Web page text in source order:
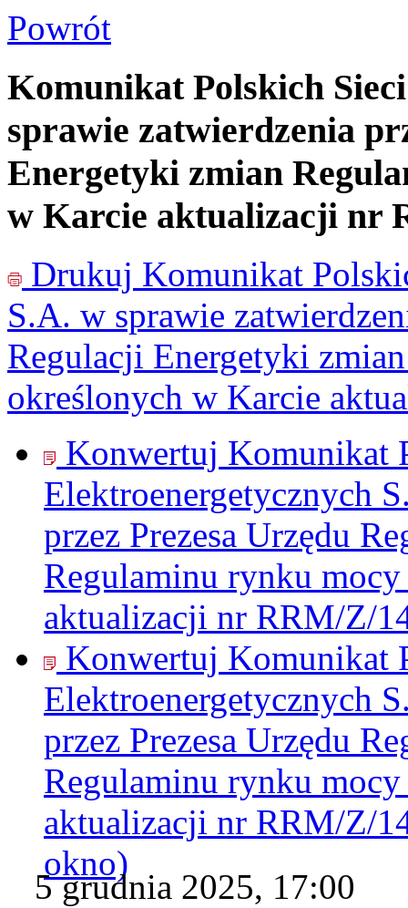
Powrót
Komunikat Polskich
sprawie zatwierdzenia
Energetyki zmian
w Karcie aktualizacji nr
Drukuj Komunikat
S.A. w sprawie
Regulacji Energetyki
określonych w Karcie
Konwertuj Komunikat
Elektroenergetycznych
przez Prezesa Urzędu
Regulaminu rynku
aktualizacji nr RRM/Z/
Konwertuj Komunikat
Elektroenergetycznych
przez Prezesa Urzędu
Regulaminu rynku
aktualizacji nr RRM/Z/
okno)
5 grudnia 2025, 17:00